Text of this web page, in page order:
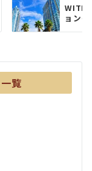
WITH
ョン
覧